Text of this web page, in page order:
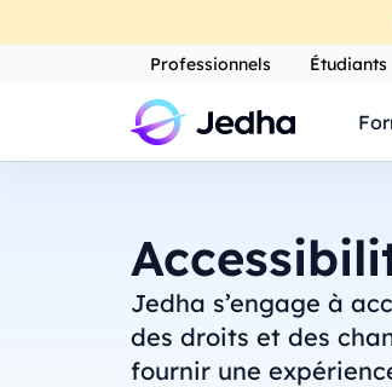
Professionnels
Étudiants
Jedha s’engage à
des droits et des
fournir une